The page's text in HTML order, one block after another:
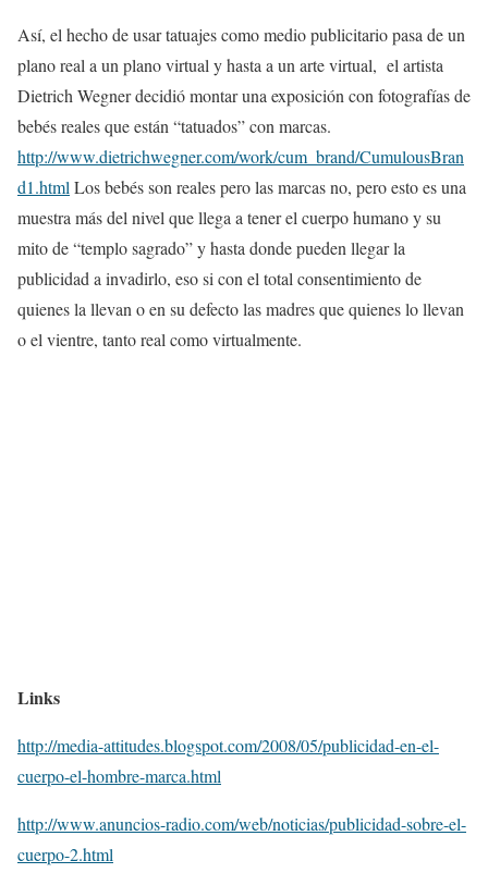
Así, el hecho de usar tatuajes como medio publicitario pasa de un
plano real a un plano virtual y hasta a un arte virtual, el artista
Dietrich Wegner decidió montar una exposición con fotografías de
bebés reales que están “tatuados” con marcas.
http://www.dietrichwegner.com/work/cum_brand/CumulousBran
d1.htmlLos bebés son reales pero las marcas no, pero esto es una
muestra más del nivel que llega a tener el cuerpo humano y su
mito de “templo sagrado” y hasta donde pueden llegar la
publicidad a invadirlo, eso si con el total consentimiento de
quienes la llevan o en su defecto las madres que quienes lo llevan
o el vientre, tanto real como virtualmente.
Links
http://media-attitudes.blogspot.com/2008/05/publicidad-en-el-
cuerpo-el-hombre-marca.html
http://www.anuncios-radio.com/web/noticias/publicidad-sobre-el-
cuerpo-2.html